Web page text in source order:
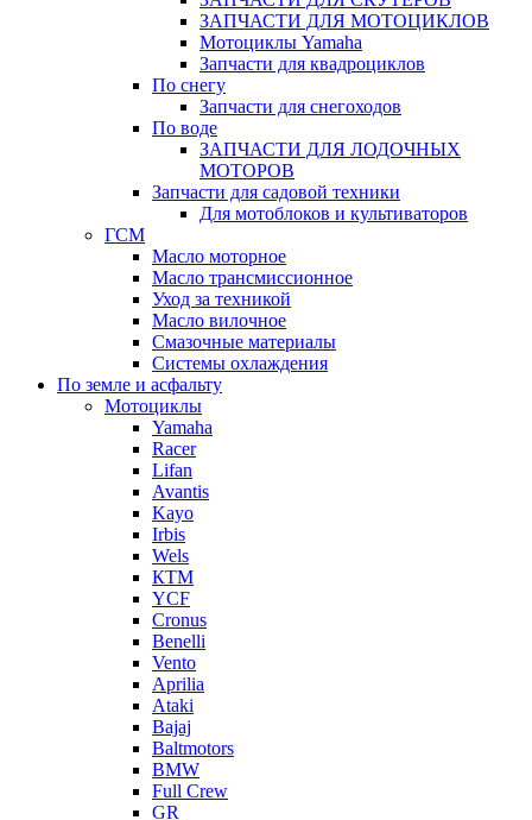
ЗАПЧАСТИ ДЛЯ МОТОЦИКЛОВ
Мотоциклы Yamaha
Запчасти для квадроциклов
По снегу
Запчасти для снегоходов
По воде
ЗАПЧАСТИ ДЛЯ ЛОДОЧНЫХ
МОТОРОВ
Запчасти для садовой техники
Для мотоблоков и культиваторов
ГСМ
Масло моторное
Масло трансмиссионное
Уход за техникой
Масло вилочное
Смазочные материалы
Системы охлаждения
По земле и асфальту
Мотоциклы
Yamaha
Racer
Lifan
Avantis
Kayo
Irbis
Wels
КТМ
YCF
Cronus
Benelli
Vento
Aprilia
Ataki
Bajaj
Baltmotors
BMW
Full Crew
GR